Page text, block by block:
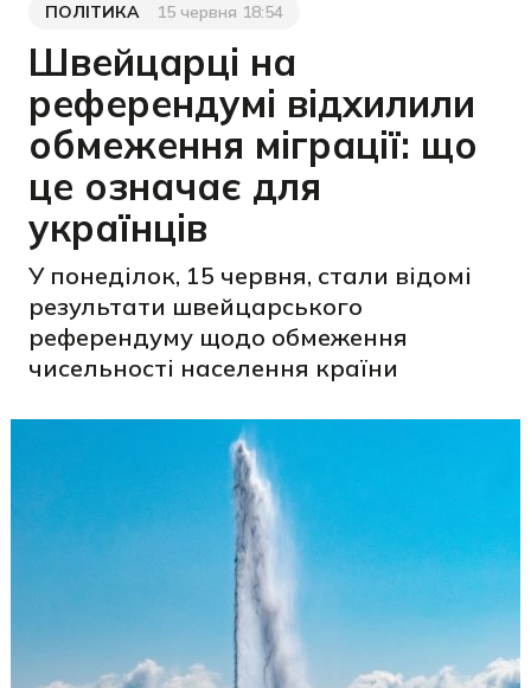
Категорія
ПОЛІТИКА
Дата публікації15 червня 18:54
Швейцарці на
референдумі відхилили
обмеження міграції: що
це означає для
українців
У понеділок, 15 червня, стали відомі
результати швейцарського
референдуму щодо обмеження
чисельності населення країни